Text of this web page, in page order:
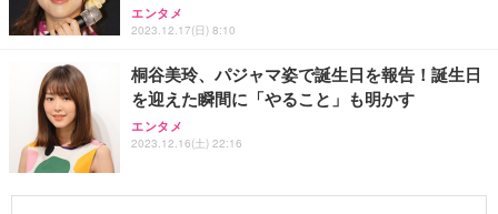
エンタメ
2023.12.17(日) 8:10
桐谷美玲、パジャマ姿で誕生日を報告！誕生日
を迎えた瞬間に「やること」も明かす
エンタメ
2023.12.16(土) 22:16